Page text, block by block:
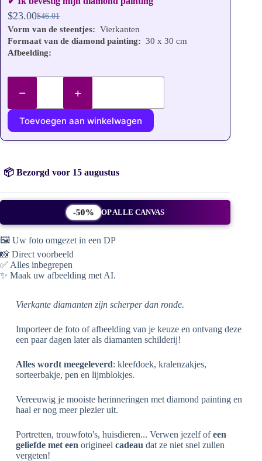
$46.01
Oorspronkelijke
prijs
was:
$46.01.
$23.00Huidige
prijs
is:
$23.00.
Vorm van de steentjes: Vierkanten
Formaat van de diamond painting: 30 x 30 cm
Afbeelding:
Mijn
gepersonaliseerde
schilderij
aantalToevoegen aan winkelwagen
📦 Bezorgd voor 15 augustus
-50% OP ALLE CANVAS
🖼️ Uw foto omgezet in een DP
📸 Direct voorbeeld
✅ Alles inbegrepen
✨ Maak uw afbeelding met AI.
Vierkante diamanten zijn scherper dan ronde.
Importeer de foto of afbeelding van je keuze en ontvang deze
een paar dagen later als diamanten schilderij!
Alles wordt meegeleverd: kleefdoek, kralenzakjes,
sorteerbakje, pen en lijmblokjes.
Vereeuwig je mooiste herinneringen met diamond painting en
haal er nog meer plezier uit.
Portretten, trouwfoto's, huisdieren... Verwen jezelf ofeen
geliefde met een origineel cadeau dat ze niet snel zullen
vergeten!